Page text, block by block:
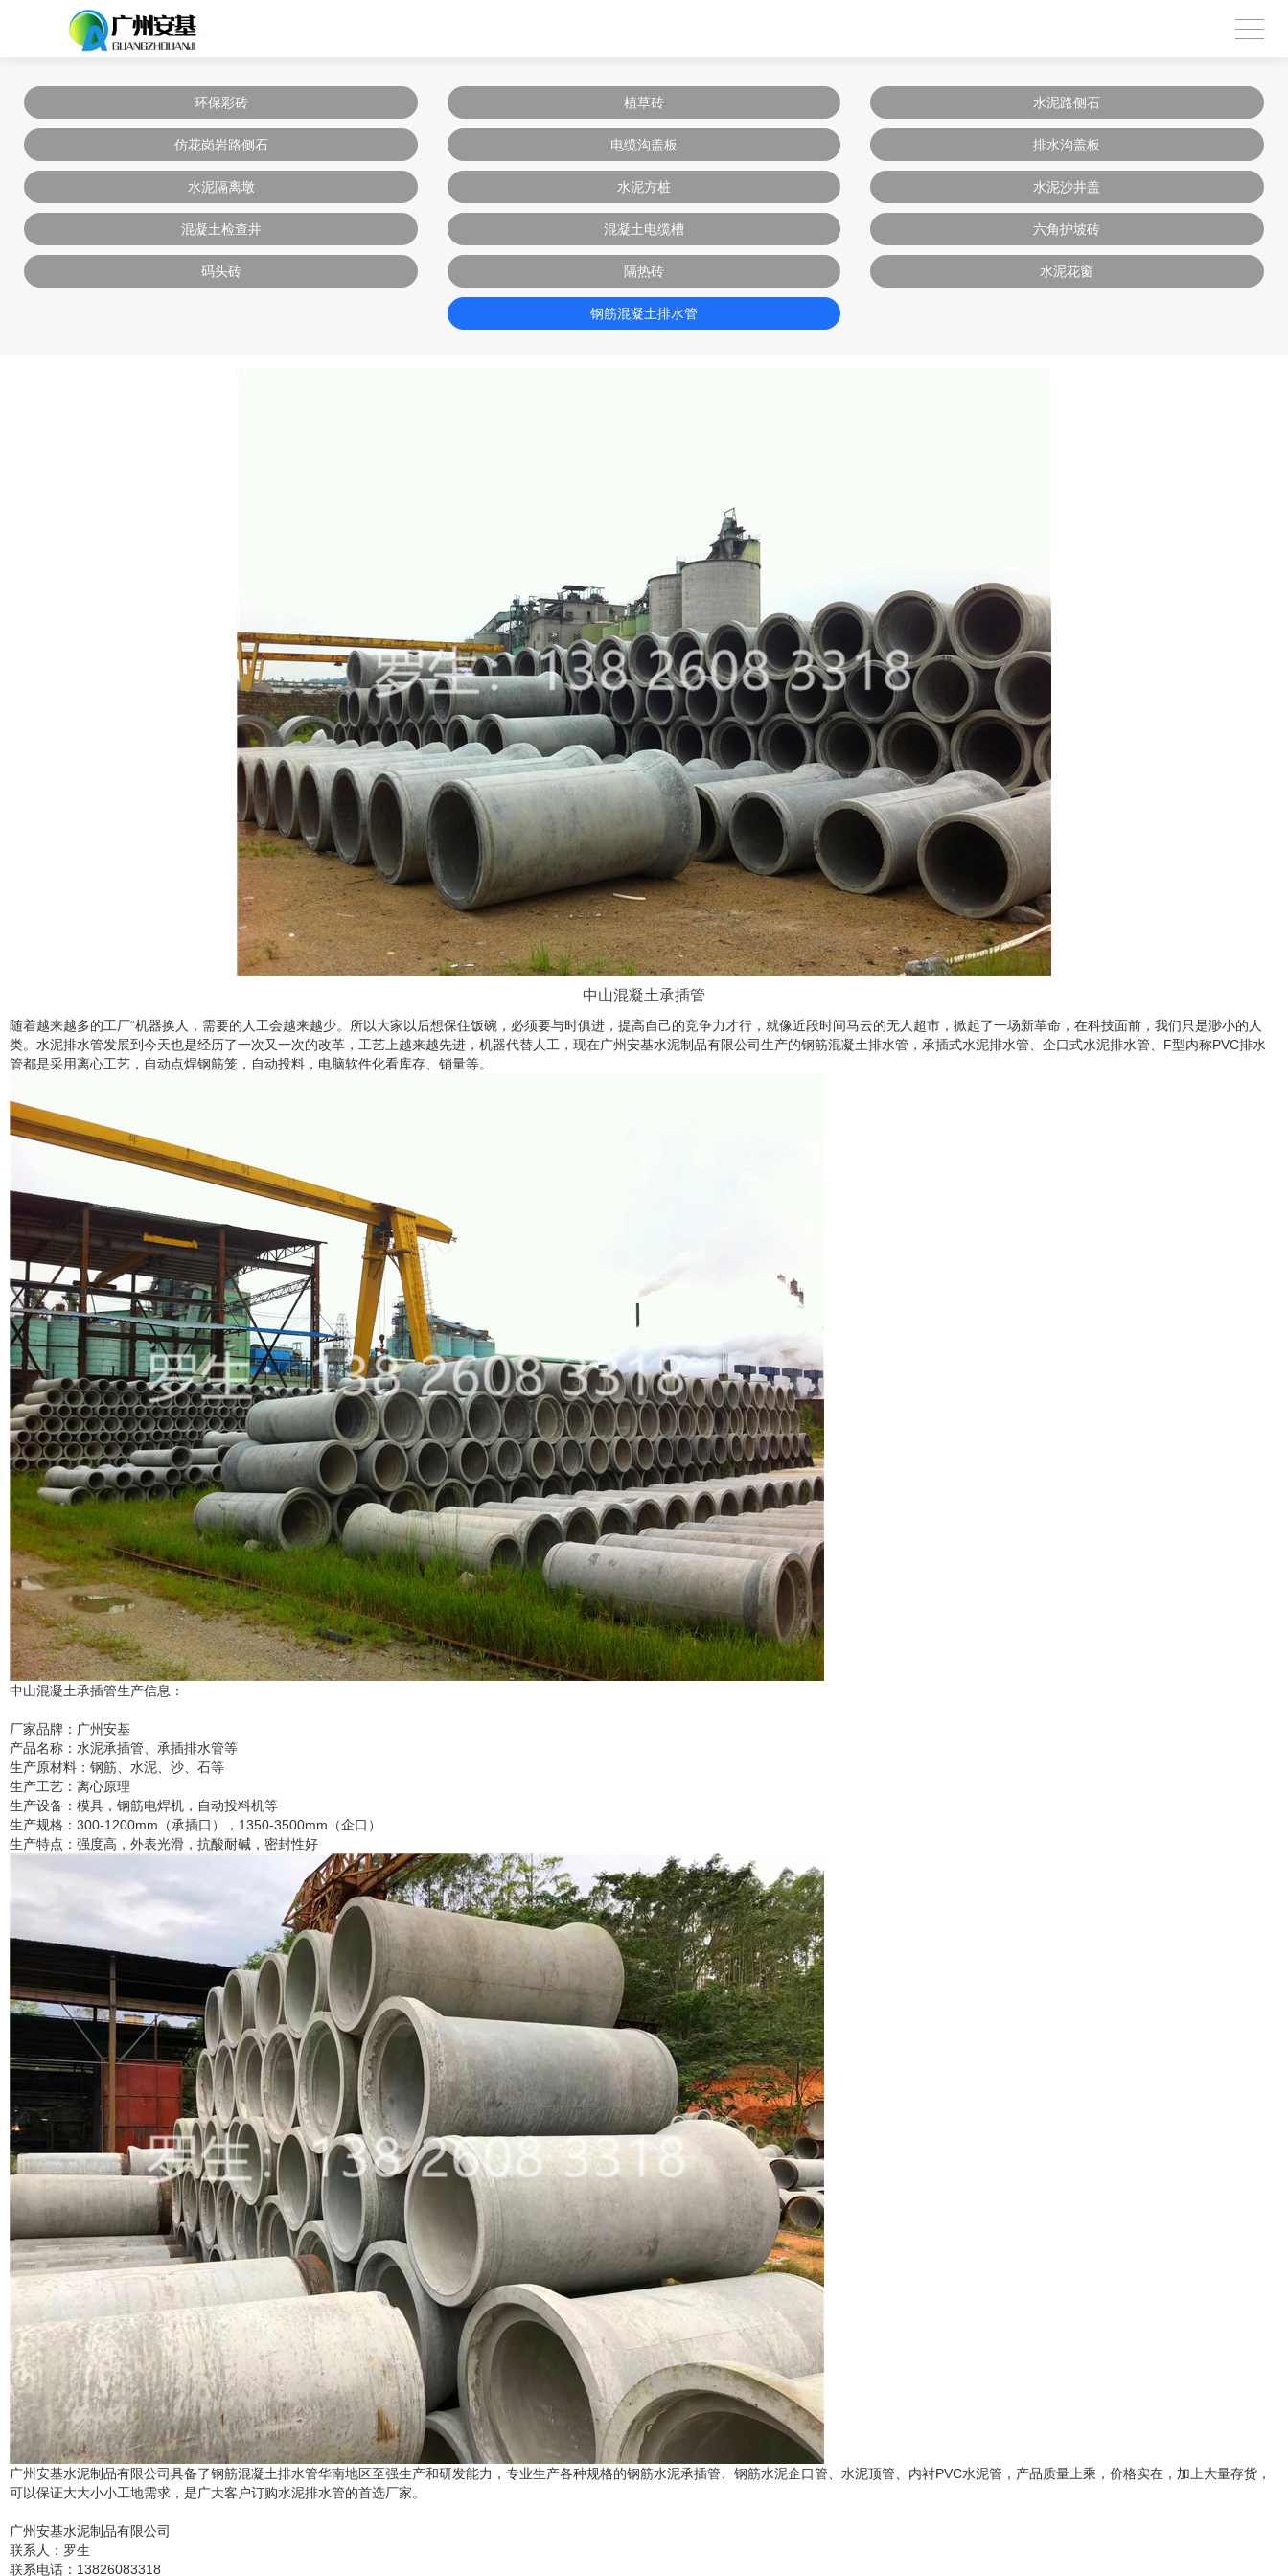
环保彩砖 植草砖 水泥路侧石
仿花岗岩路侧石 电缆沟盖板 排水沟盖板
水泥隔离墩 水泥方桩 水泥沙井盖
混凝土检查井 混凝土电缆槽 六角护坡砖
码头砖 隔热砖 水泥花窗
钢筋混凝土排水管
中山混凝土承插管
随着越来越多的工厂“机器换人，需要的人工会越来越少。所以大家以后想保住饭碗，必须要与时俱进，提高自己的竞争力才行，就像近段时间马云的无人超市，掀起了一场新革命，在科技面前，我们只是渺小的人
类。水泥排水管发展到今天也是经历了一次又一次的改革，工艺上越来越先进，机器代替人工，现在广州安基水泥制品有限公司生产的钢筋混凝土排水管，承插式水泥排水管、企口式水泥排水管、F型内称PVC排水
管都是采用离心工艺，自动点焊钢筋笼，自动投料，电脑软件化看库存、销量等。
中山混凝土承插管生产信息：
厂家品牌：广州安基
产品名称：水泥承插管、承插排水管等
生产原材料：钢筋、水泥、沙、石等
生产工艺：离心原理
生产设备：模具，钢筋电焊机，自动投料机等
生产规格：300-1200mm（承插口），1350-3500mm（企口）
生产特点：强度高，外表光滑，抗酸耐碱，密封性好
广州安基水泥制品有限公司具备了钢筋混凝土排水管华南地区至强生产和研发能力，专业生产各种规格的钢筋水泥承插管、钢筋水泥企口管、水泥顶管、内衬PVC水泥管，产品质量上乘，价格实在，加上大量存货，
可以保证大大小小工地需求，是广大客户订购水泥排水管的首选厂家。
广州安基水泥制品有限公司
联系人：罗生
联系电话：13826083318